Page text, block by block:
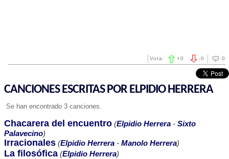
0
-0
Vota: +0
CANCIONES ESCRITAS POR ELPIDIO HERRERA
Se han encontrado 3 canciones.
Chacarera del encuentro (Elpidio Herrera - Sixto
Palavecino)
Irracionales (Elpidio Herrera - Manolo Herrera)
La filosófica (Elpidio Herrera)